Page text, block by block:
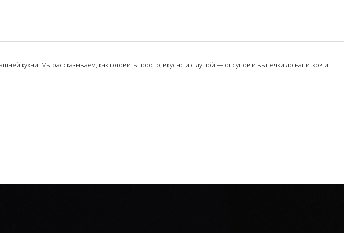
кухни. Мы рассказываем, как готовить просто, вкусно и с душой — от супов и выпечки до напитков и